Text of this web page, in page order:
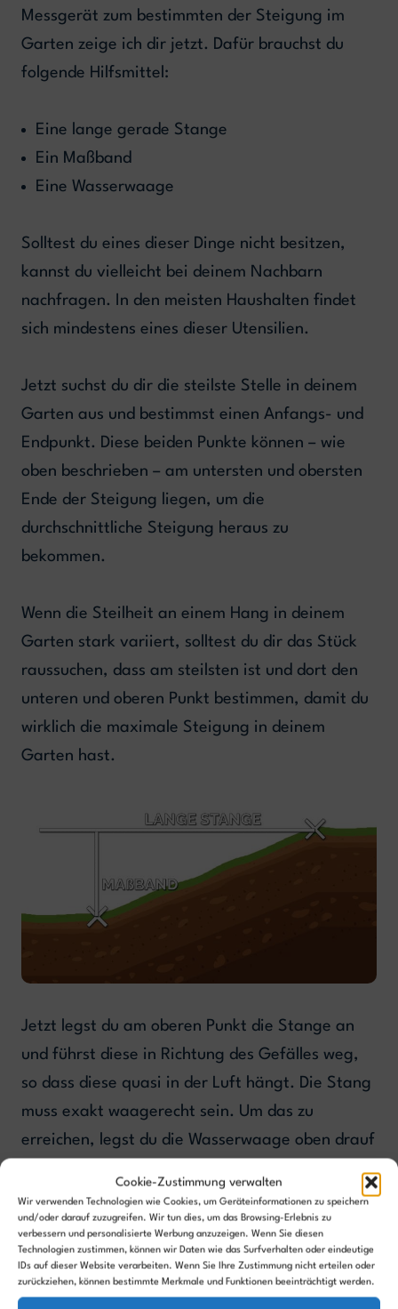
Cookie-Zustimmung verwalten
Wir verwenden Technologien wie Cookies, um Geräteinformationen zu speichern
und/oder darauf zuzugreifen. Wir tun dies, um das Browsing-Erlebnis zu
verbessern und personalisierte Werbung anzuzeigen. Wenn Sie diesen
Technologien zustimmen, können wir Daten wie das Surfverhalten oder eindeutige
IDs auf dieser Website verarbeiten. Wenn Sie Ihre Zustimmung nicht erteilen oder
zurückziehen, können bestimmte Merkmale und Funktionen beeinträchtigt werden.
Messgerät zum bestimmten der Steigung im
Garten zeige ich dir jetzt. Dafür brauchst du
folgende Hilfsmittel:
Eine lange gerade Stange
Ein Maßband
Eine Wasserwaage
Solltest du eines dieser Dinge nicht besitzen,
kannst du vielleicht bei deinem Nachbarn
nachfragen. In den meisten Haushalten findet
sich mindestens eines dieser Utensilien.
Jetzt suchst du dir die steilste Stelle in deinem
Garten aus und bestimmst einen Anfangs- und
Endpunkt. Diese beiden Punkte können – wie
oben beschrieben – am untersten und obersten
Ende der Steigung liegen, um die
durchschnittliche Steigung heraus zu
bekommen.
Wenn die Steilheit an einem Hang in deinem
Garten stark variiert, solltest du dir das Stück
raussuchen, dass am steilsten ist und dort den
unteren und oberen Punkt bestimmen, damit du
wirklich die maximale Steigung in deinem
Garten hast.
Jetzt legst du am oberen Punkt die Stange an
und führst diese in Richtung des Gefälles weg,
so dass diese quasi in der Luft hängt. Die Stang
muss exakt waagerecht sein. Um das zu
erreichen, legst du die Wasserwaage oben drauf
Wasserwaage anzeigt, dass sie waagerecht ist.
Dort wo unter der Stange dann der tiefe Punkt
ist, lässt du Maßband von der Stange aus zum